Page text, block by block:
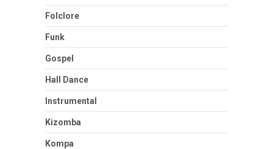
Folclore
Funk
Gospel
Hall Dance
Instrumental
Kizomba
Kompa